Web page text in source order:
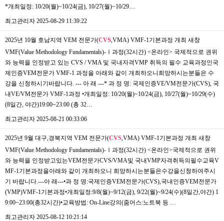
*개최일정: 10/20(월)~10/24(금), 10/27(월)~10/29…
최고관리자 2025-08-29 11:39:22
2025년 10월 호남지역 VEM 전문가(CVS ,VMA) VMF-1기본과정 개최 새창
VMF(Value Methodology Fundamentals)-Ⅰ과정(32시간) <온라인> 국제적으로 권위
와 능력을 인정받고 있는 CVS / VMA 및 국내자격VMP 취득의 필수 교육과정인국
제인증VEM전문가 VMF-1 과정을 아래와 같이 개최하오니희망하시는분들은 수
강을 신청하시기바랍니다. --- 아 래 ---* 과 정 명: 국제인증VE/VM전문가(CVS), 국
내VE/VM전문가 VMF-1과정 •개최일정: 10/20(월)~10/24(금), 10/27(월)~10/29(수)
(8일간, 야간)19:00~23:00 (총 32…
최고관리자 2025-08-21 00:33:06
2025년 9월 대구,경북지역 VEM 전문가(CVS ,VMA) VMF-1기본과정 개최 새창
VMF(Value Methodology Fundamentals)-Ⅰ과정(32시간) <온라인>국제적으로 권위
와 능력을 인정받고있는VEM전문가CVS/VMA및 국내VMP자격취득의필수교육V
MF-1기본과정을아래와 같이 개최하오니 희망하시는분들은수강을신청하여주시
기 바랍니다.---아 래---•과 정 명:국제인증VEM전문가(CVS),국내인증VEM전문가
(VMP)VMF-1기본과정•개최일정:9/8(월)~9/12(금), 9/22(월)~9/24(수)(8일간,야간) 1
9:00~23:00(총32시간)•교육방법: On-Line강의(줌어스:노트북 등 …
최고관리자 2025-08-12 10:21:14